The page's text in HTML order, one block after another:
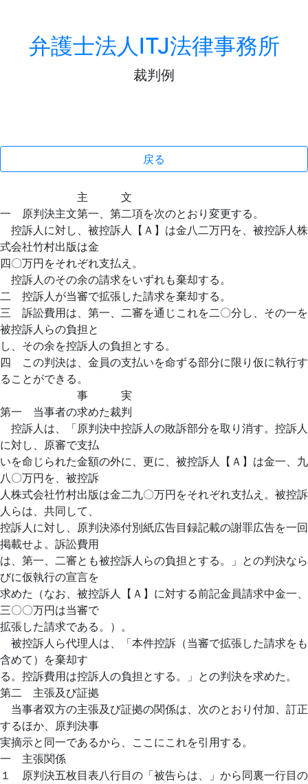
弁護士法人ITJ法律事務所
裁判例
戻る
主 文
一 原判決主文第一、第二項を次のとおり変更する。
控訴人に対し、被控訴人【Ａ】は金八二万円を、被控訴人株
式会社竹村出版は金
四〇万円をそれぞれ支払え。
控訴人のその余の請求をいずれも棄却する。
二 控訴人が当審で拡張した請求を棄却する。
三 訴訟費用は、第一、二審を通じこれを二〇分し、その一を
被控訴人らの負担と
し、その余を控訴人の負担とする。
四 この判決は、金員の支払いを命ずる部分に限り仮に執行す
ることができる。
事 実
第一 当事者の求めた裁判
控訴人は、「原判決中控訴人の敗訴部分を取り消す。控訴人
に対し、原審で支払
いを命じられた金額の外に、更に、被控訴人【Ａ】は金一、九
八〇万円を、被控訴
人株式会社竹村出版は金二九〇万円をそれぞれ支払え。被控訴
人らは、共同して、
控訴人に対し、原判決添付別紙広告目録記載の謝罪広告を一回
掲載せよ。訴訟費用
は、第一、二審とも被控訴人らの負担とする。」との判決なら
びに仮執行の宣言を
求めた（なお、被控訴人【Ａ】に対する前記金員請求中金一、
三〇〇万円は当審で
拡張した請求である。）。
被控訴人ら代理人は、「本件控訴（当審で拡張した請求をも
含めて）を棄却す
る。控訴費用は控訴人の負担とする。」との判決を求めた。
第二 主張及び証拠
当事者双方の主張及び証拠の関係は、次のとおり付加、訂正
するほか、原判決事
実摘示と同一であるから、ここにこれを引用する。
一 主張関係
１ 原判決五枚目表八行目の「被告らは、」から同裏一行目の